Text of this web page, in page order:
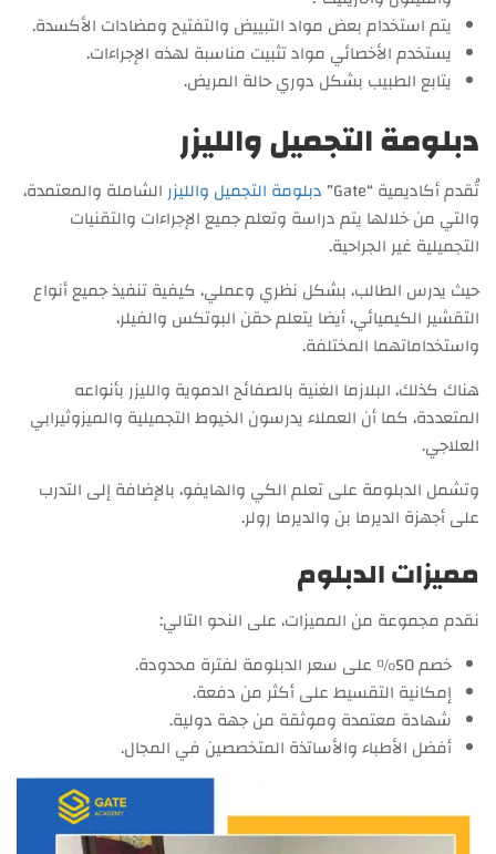
يتم استخدام بعض مواد التبييض والتفتيح ومضادات الأكسدة.
يستخدم الأخصائي مواد تثبيت مناسبة لهذه الإجراءات.
يتابع الطبيب بشكل دوري حالة المريض.
دبلومة التجميل والليزر
تُقدم أكاديمية “Gate” دبلومة التجميل والليزرالشاملة والمعتمدة،
والتي من خلالها يتم دراسة وتعلم جميع الإجراءات والتقنيات
التجميلية غير الجراحية.
حيث يدرس الطالب، بشكل نظري وعملي، كيفية تنفيذ جميع أنواع
التقشير الكيميائي، أيضا يتعلم حقن البوتكس والفيلر،
واستخداماتهما المختلفة.
هناك كذلك، البلازما الغنية بالصفائح الدموية والليزر بأنواعه
المتعددة، كما أن العملاء يدرسون الخيوط التجميلية والميزوثيرابي
العلاجي.
وتشمل الدبلومة على تعلم الكي والهايفو، بالإضافة إلى التدرب
على أجهزة الديرما بن والديرما رولر.
مميزات الدبلوم
نقدم مجموعة من المميزات، على النحو التالي:
خصم 50% على سعر الدبلومة لفترة محدودة.
إمكانية التقسيط على أكثر من دفعة.
شهادة معتمدة وموثقة من جهة دولية.
أفضل الأطباء والأساتذة المتخصصين في المجال.